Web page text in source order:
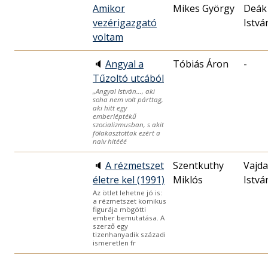
Amikor
vezérigazgató
voltam
Mikes György
Deák
🔈 Angyal a
Tűzoltó utcából
„Angyal István…, aki
soha nem volt párttag,
aki hitt egy
emberléptékű
szocializmusban, s akit
fölakasztottak ezért a
naiv hitééé
Tóbiás Áron -
🔈 A rézmetszet
életre kel (1991)
Az ötlet lehetne jó is:
a rézmetszet komikus
figurája mögötti
ember bemutatása. A
szerző egy
tizenhanyadik századi
ismeretlen fr
Szentkuthy
Miklós
Vajda